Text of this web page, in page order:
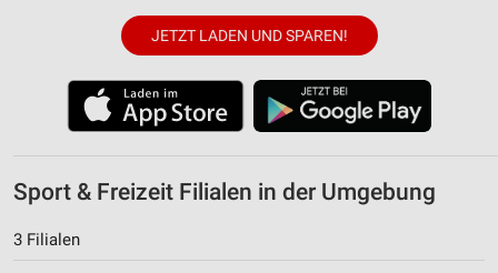
JETZT LADEN UND SPAREN!
Sport & Freizeit Filialen in der Umgebung
3 Filialen